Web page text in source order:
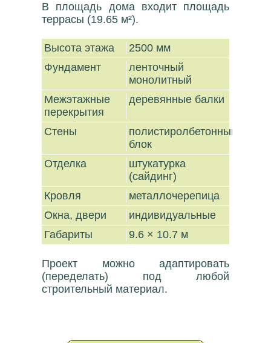
В площадь дома входит площадь
террасы (19.65 м²).
Высота этажа
2500 мм
Фундамент
ленточный
монолитный
Межэтажные
перекрытия
деревянные балки
Стены
полистиролбетонный
блок
Отделка
штукатурка
(сайдинг)
Кровля
металлочерепица
Окна, двери
индивидуальные
Габариты
9.6 × 10.7 м
Проект можно адаптировать
(переделать) под любой
строительный материал.